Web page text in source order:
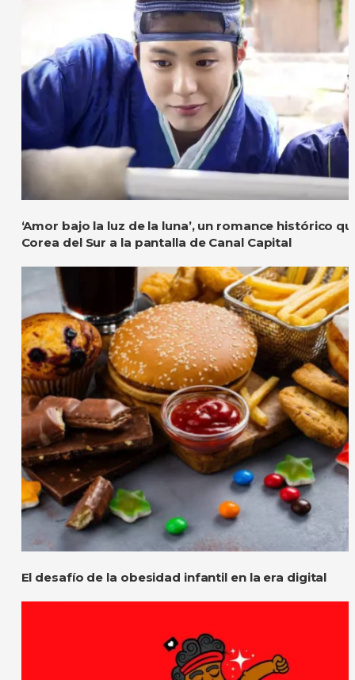
‘Amor bajo la luz de la luna’, un romance histórico
Corea del Sur a la pantalla de Canal Capital
El desafío de la obesidad infantil en la era digital